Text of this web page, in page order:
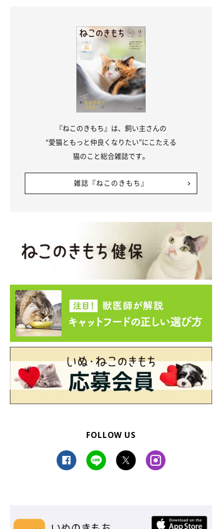
「猫に生魚のみを与えて、体に必要な栄養をすべて取ることは難
しいです。与える場合は、おやつやご褒美程度に少量を与えるよ
先述したようなサケ、カンパチ、マグロ、タイなどを、普段与え
ど、与え方には工夫をしてみてください。
もし生魚を食べて猫に異変が見られたら、動物病院を受診しまし
ょう」
※記事と写真に関連性はありませんので予めご了承ください。
取材・文／sorami
『ねこのきもち』は、飼い主さんの
“愛猫ともっと仲良くなりたい”にこたえる
猫のこと総合雑誌です。
雑誌『ねこのきもち』
FOLLOW US